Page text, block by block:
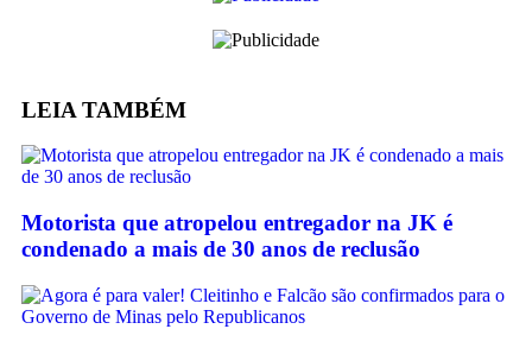
LEIA TAMBÉM
Motorista que atropelou entregador na JK é
condenado a mais de 30 anos de reclusão